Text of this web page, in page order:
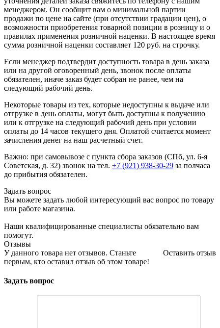
менеджером. Он сообщит вам о минимальной партии
продажи по цене на сайте (при отсутствии градации цен), о
возможности приобретения товарной позиции в розницу и о
правилах применения розничной наценки. В настоящее время
сумма розничной наценки составляет 120 руб. на строчку.
Если менеджер подтвердит доступность товара в день заказа
или на другой оговоренный день, звонок после оплаты
обязателен, иначе заказ будет собран не ранее, чем на
следующий рабочий день.
Некоторые товары из тех, которые недоступны к выдаче или
отгрузке в день оплаты, могут быть доступны к получению
или к отгрузке на следующий рабочий день при условии
оплаты до 14 часов текущего дня. Оплатой считается момент
зачисления денег на наш расчетный счет.
Важно: при самовывозе с пункта сборa заказов (СПб, ул. 6-я
Советская, д. 32) звонок на тел. +7 (921) 938-30-29 за полчаса
до прибытия обязателен.
Задать вопрос
Вы можете задать любой интересующий вас вопрос по товару
или работе магазина.
Наши квалифицированные специалисты обязательно вам
помогут.
Отзывы
Оставить отзыв
У данного товара нет отзывов. Станьте
первым, кто оставил отзыв об этом товаре!
Задать вопрос